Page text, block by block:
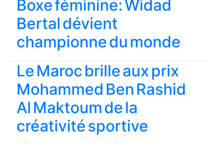
Boxe féminine: Widad
Bertal dévient
championne du monde
Le Maroc brille aux prix
Mohammed Ben Rashid
Al Maktoum de la
créativité sportive